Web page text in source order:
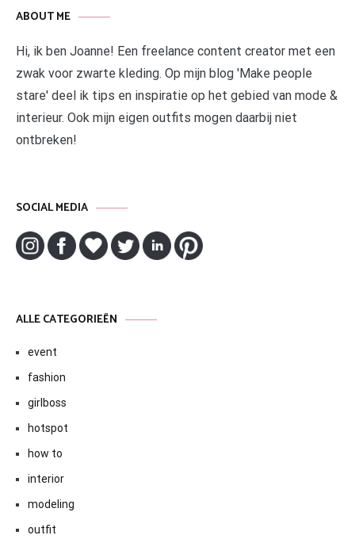
ABOUT ME
Hi, ik ben Joanne! Een freelance content creator met een
zwak voor zwarte kleding. Op mijn blog 'Make people
stare' deel ik tips en inspiratie op het gebied van mode &
interieur. Ook mijn eigen outfits mogen daarbij niet
ontbreken!
SOCIAL MEDIA
ALLE CATEGORIEËN
event
fashion
girlboss
hotspot
how to
interior
modeling
outfit